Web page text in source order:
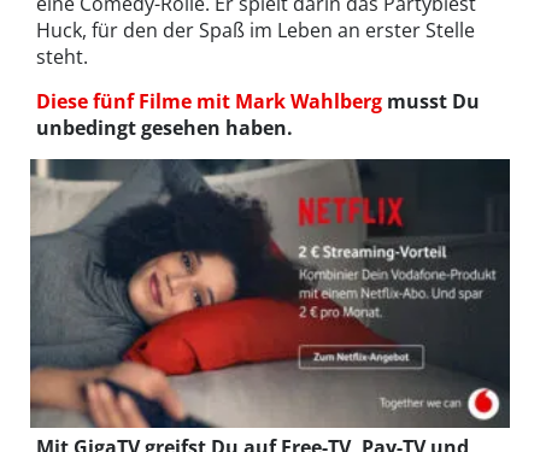
Huck, für den der Spaß im Leben an erster Stelle
steht.
Diese fünf Filme mit Mark Wahlberg musst Du
unbedingt gesehen haben.